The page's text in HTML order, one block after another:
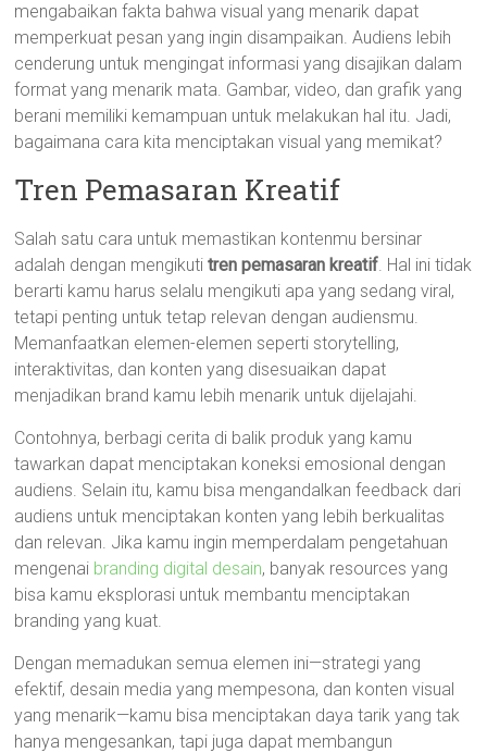
mengabaikan fakta bahwa visual yang menarik dapat
memperkuat pesan yang ingin disampaikan. Audiens lebih
cenderung untuk mengingat informasi yang disajikan dalam
format yang menarik mata. Gambar, video, dan grafik yang
berani memiliki kemampuan untuk melakukan hal itu. Jadi,
bagaimana cara kita menciptakan visual yang memikat?
Tren Pemasaran Kreatif
Salah satu cara untuk memastikan kontenmu bersinar
adalah dengan mengikutitren pemasaran kreatif. Hal ini tidak
berarti kamu harus selalu mengikuti apa yang sedang viral,
tetapi penting untuk tetap relevan dengan audiensmu.
Memanfaatkan elemen-elemen seperti storytelling,
interaktivitas, dan konten yang disesuaikan dapat
menjadikan brand kamu lebih menarik untuk dijelajahi.
Contohnya, berbagi cerita di balik produk yang kamu
tawarkan dapat menciptakan koneksi emosional dengan
audiens. Selain itu, kamu bisa mengandalkan feedback dari
audiens untuk menciptakan konten yang lebih berkualitas
dan relevan. Jika kamu ingin memperdalam pengetahuan
mengenai branding digital desain, banyak resources yang
bisa kamu eksplorasi untuk membantu menciptakan
branding yang kuat.
Dengan memadukan semua elemen ini—strategi yang
efektif, desain media yang mempesona, dan konten visual
yang menarik—kamu bisa menciptakan daya tarik yang tak
hanya mengesankan, tapi juga dapat membangun